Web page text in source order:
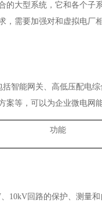
大型系统，它和各个子
需要加强对和虚拟电厂
智能网关、高低压配电
等，可以为企业微电网
功能
10kV回路的保护、测量